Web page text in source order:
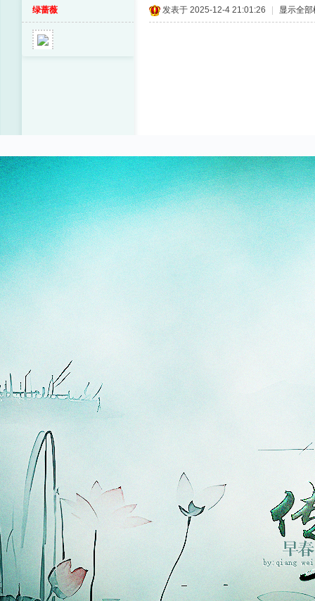
个
人
作
绿蔷薇 发表于 2025-12-4 21:01:26 显示全部